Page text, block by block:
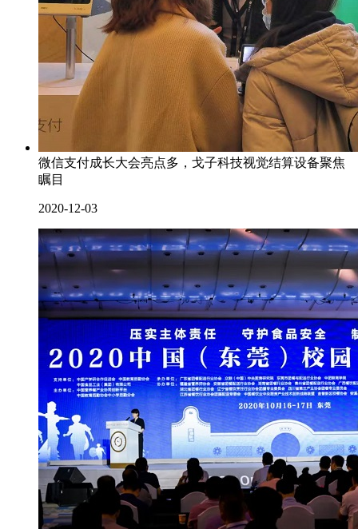
微信支付成长大会亮点多，戈子科技视觉结算设备聚焦
瞩目
2020-12-03